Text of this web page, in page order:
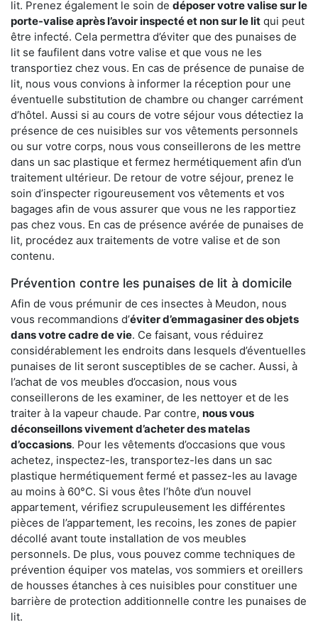
lit. Prenez également le soin de déposer votre valise sur le
porte-valise après l’avoir inspecté et non sur le lit qui peut
être infecté. Cela permettra d’éviter que des punaises de
lit se faufilent dans votre valise et que vous ne les
transportiez chez vous. En cas de présence de punaise de
lit, nous vous convions à informer la réception pour une
éventuelle substitution de chambre ou changer carrément
d’hôtel. Aussi si au cours de votre séjour vous détectiez la
présence de ces nuisibles sur vos vêtements personnels
ou sur votre corps, nous vous conseillerons de les mettre
dans un sac plastique et fermez hermétiquement afin d’un
traitement ultérieur. De retour de votre séjour, prenez le
soin d’inspecter rigoureusement vos vêtements et vos
bagages afin de vous assurer que vous ne les rapportiez
pas chez vous. En cas de présence avérée de punaises de
lit, procédez aux traitements de votre valise et de son
contenu.
Prévention contre les punaises de lit à domicile
Afin de vous prémunir de ces insectes à Meudon, nous
vous recommandions d’éviter d’emmagasiner des objets
dans votre cadre de vie. Ce faisant, vous réduirez
considérablement les endroits dans lesquels d’éventuelles
punaises de lit seront susceptibles de se cacher. Aussi, à
l’achat de vos meubles d’occasion, nous vous
conseillerons de les examiner, de les nettoyer et de les
traiter à la vapeur chaude. Par contre, nous vous
déconseillons vivement d’acheter des matelas
d’occasions. Pour les vêtements d’occasions que vous
achetez, inspectez-les, transportez-les dans un sac
plastique hermétiquement fermé et passez-les au lavage
au moins à 60°C. Si vous êtes l’hôte d’un nouvel
appartement, vérifiez scrupuleusement les différentes
pièces de l’appartement, les recoins, les zones de papier
décollé avant toute installation de vos meubles
personnels. De plus, vous pouvez comme techniques de
prévention équiper vos matelas, vos sommiers et oreillers
de housses étanches à ces nuisibles pour constituer une
barrière de protection additionnelle contre les punaises de
lit.